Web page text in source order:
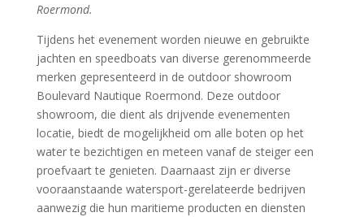
Roermond.
Tijdens het evenement worden nieuwe en gebruikte
jachten en speedboats van diverse gerenommeerde
merken gepresenteerd in de outdoor showroom
Boulevard Nautique Roermond. Deze outdoor
showroom, die dient als drijvende evenementen
locatie, biedt de mogelijkheid om alle boten op het
water te bezichtigen en meteen vanaf de steiger een
proefvaart te genieten. Daarnaast zijn er diverse
vooraanstaande watersport-gerelateerde bedrijven
aanwezig die hun maritieme producten en diensten